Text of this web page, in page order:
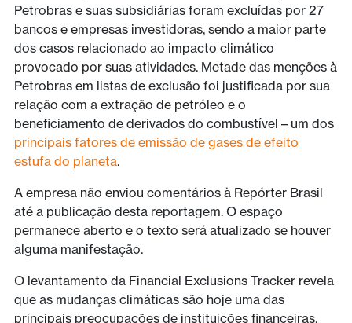
Petrobras e suas subsidiárias foram excluídas por 27
bancos e empresas investidoras, sendo a maior parte
dos casos relacionado ao impacto climático
provocado por suas atividades. Metade das menções à
Petrobras em listas de exclusão foi justificada por sua
relação com a extração de petróleo e o
beneficiamento de derivados do combustível – um dos
principais fatores de emissão de gases de efeito
estufa do planeta.
A empresa não enviou comentários à Repórter Brasil
até a publicação desta reportagem. O espaço
permanece aberto e o texto será atualizado se houver
alguma manifestação.
O levantamento da Financial Exclusions Tracker revela
que as mudanças climáticas são hoje uma das
principais preocupações de instituições financeiras.